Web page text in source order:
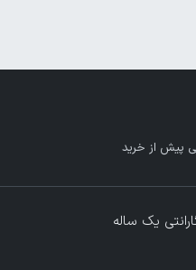
پیش از خرید
یک ساله